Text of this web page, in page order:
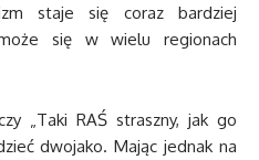
staje się coraz bardziej
się w wielu regionach
„Taki RAŚ straszny, jak go
dwojako. Mając jednak na